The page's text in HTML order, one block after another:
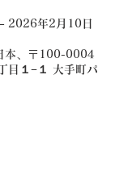
2026年2月10日
本、〒100-0004
目１−１ 大手町パ